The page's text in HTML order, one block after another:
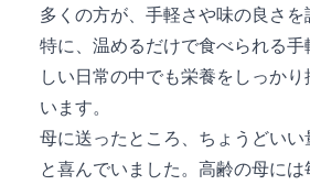
多くの方が、手軽さや味の良さを
特に、温めるだけで食べられる
しい日常の中でも栄養をしっか
います。
母に送ったところ、ちょうどい
と喜んでいました。高齢の母に